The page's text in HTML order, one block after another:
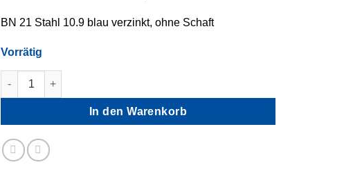
BN 21 Stahl 10.9 blau verzinkt, ohne Schaft
Vorrätig
M 4 x 35 Schrauben Senkkopf mit Innensechskant Menge
In den Warenkorb